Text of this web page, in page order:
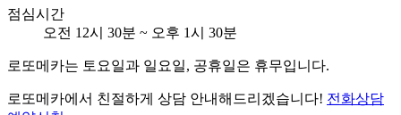
점심시간
오전 12시 30분 ~ 오후 1시 30분
로또메카는 토요일과 일요일, 공휴일은 휴무입니다.
로또메카에서 친절하게 상담 안내해드리겠습니다! 전화상담